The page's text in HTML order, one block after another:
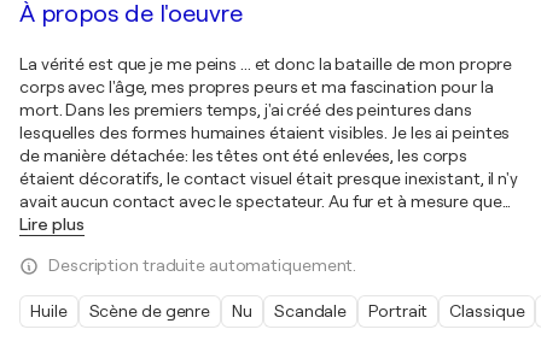
À propos de l'oeuvre
La vérité est que je me peins ... et donc la bataille de mon propre
corps avec l'âge, mes propres peurs et ma fascination pour la
mort. Dans les premiers temps, j'ai créé des peintures dans
lesquelles des formes humaines étaient visibles. Je les ai peintes
de manière détachée: les têtes ont été enlevées, les corps
étaient décoratifs, le contact visuel était presque inexistant, il n'y
avait aucun contact avec le spectateur. Au fur et à mesure que…
Lire plus
Description traduite automatiquement.
Huile Scène de genre Nu Scandale Portrait Classique